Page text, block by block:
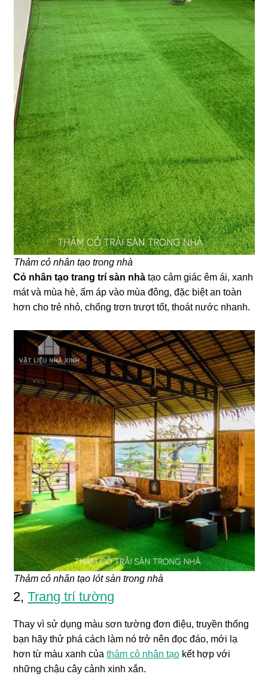
Thảm cỏ nhân tạo trong nhà
Cỏ nhân tạo trang trí sàn nhà tạo cảm giác êm ái, xanh
mát và mùa hè, ấm áp vào mùa đông, đặc biệt an toàn
hơn cho trẻ nhỏ, chống trơn trượt tốt, thoát nước nhanh.
Thảm cỏ nhân tạo lót sàn trong nhà
2,Trang trí tường
Thay vì sử dụng màu sơn tường đơn điệu, truyền thống
bạn hãy thử phá cách làm nó trở nên đọc đáo, mới lạ
hơn từ màu xanh củathảm cỏ nhân tạo kết hợp với
những chậu cây cảnh xinh xắn.